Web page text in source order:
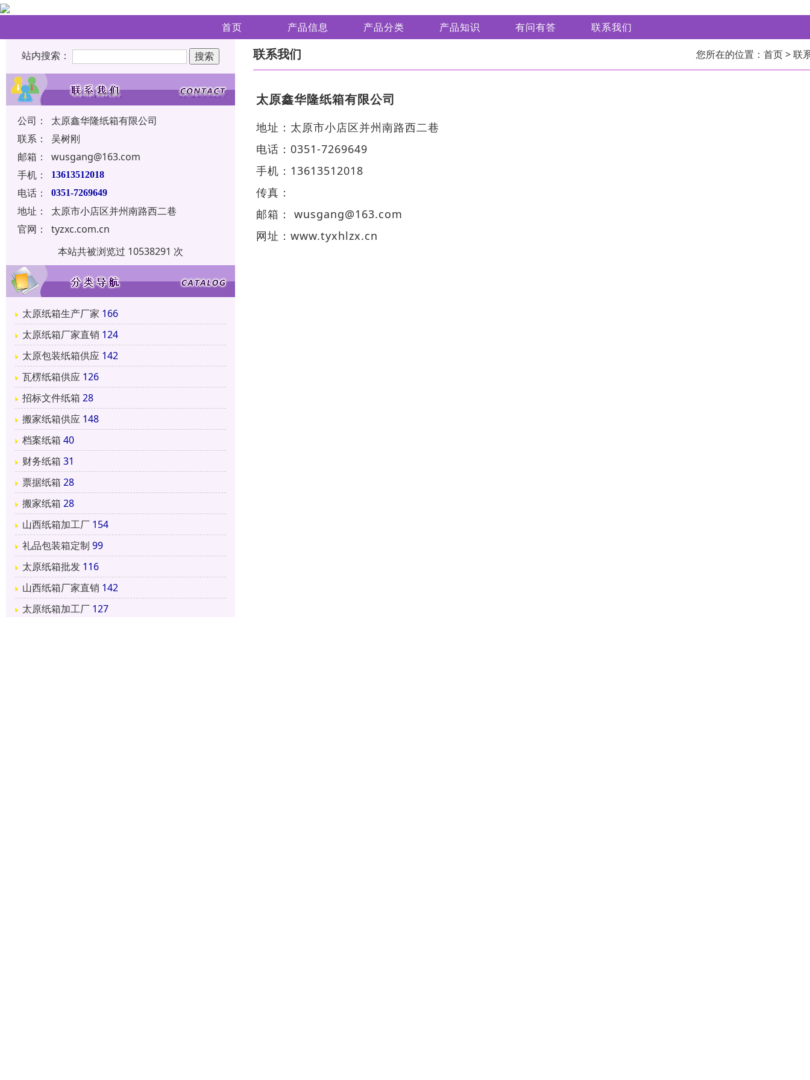
首页 产品信息 产品分类 产品知识 有问有答 联系我们
站内搜索：
公司：
太原鑫华隆纸箱有限公司
联系：
吴树刚
邮箱：
wusgang@163.com
手机：
13613512018
电话： 0351-7269649
地址：
太原市小店区并州南路西二巷
官网：
tyzxc.com.cn
本站共被浏览过 10538291 次
太原纸箱生产厂家 166
太原纸箱厂家直销 124
太原包装纸箱供应 142
瓦楞纸箱供应 126
招标文件纸箱 28
搬家纸箱供应 148
档案纸箱 40
财务纸箱 31
票据纸箱 28
搬家纸箱 28
山西纸箱加工厂 154
礼品包装箱定制 99
太原纸箱批发 116
山西纸箱厂家直销 142
太原纸箱加工厂 127
联系我们 您所在的位置： 首页> 联
太原鑫华隆纸箱有限公司
地址：太原市小店区并州南路西二巷
电话：0351-7269649
手机：13613512018
传真：
邮箱： wusgang@163.com
网址： www.tyxhlzx.cn